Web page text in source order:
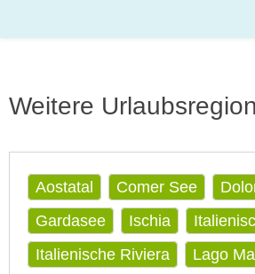
Weitere
Aostatal Comer See
Gardasee
Ischia
Italienische Riviera
Lago